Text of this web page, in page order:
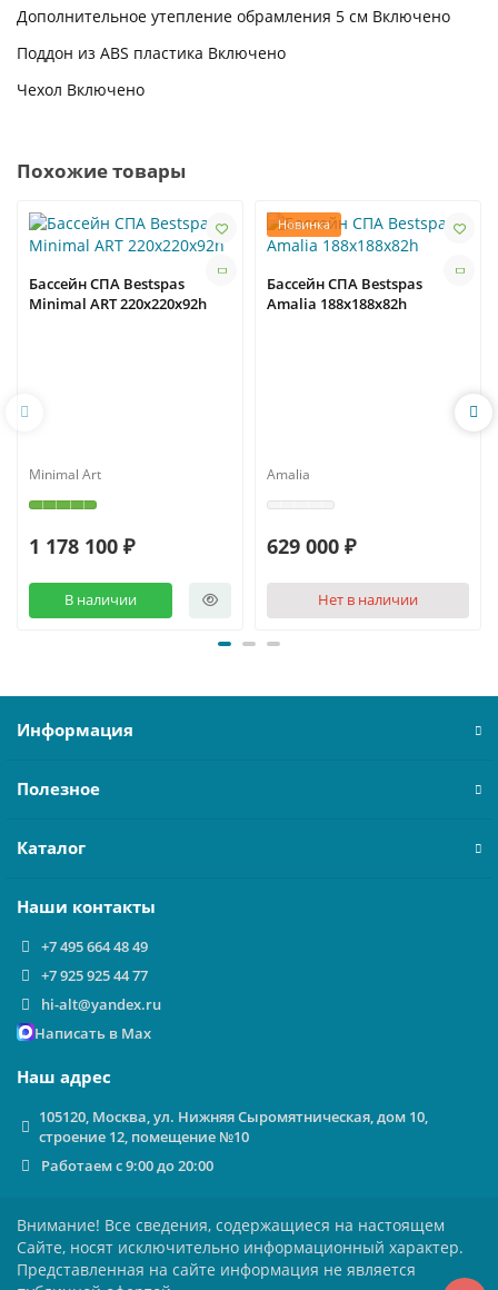
Дополнительное утепление обрамления 5 см Включено
Поддон из ABS пластика Включено
Чехол Включено
Похожие товары
Бассейн СПА Bestspas
Minimal ART 220x220x92h
Minimal Art
1 178 100 ₽
В наличии
Новинка
Бассейн СПА Bestspas
Amalia 188x188x82h
Amalia
629 000 ₽
Нет в наличии
Информация
Полезное
Каталог
Наши контакты
+7 495 664 48 49
+7 925 925 44 77
hi-alt@yandex.ru
Написать в Max
Наш адрес
105120, Москва, ул. Нижняя Сыромятническая, дом 10,
строение 12, помещение №10
Работаем с 9:00 до 20:00
Внимание! Все сведения, содержащиеся на настоящем
Сайте, носят исключительно информационный характер.
Представленная на сайте информация не является